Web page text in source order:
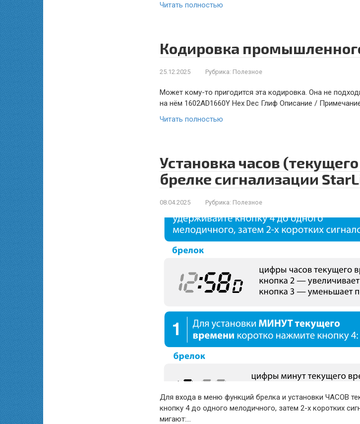
Читать полностью
Кодировка
25.12.2025 Рубрика: Полезное
Может кому-то пригодится эта кодировка. Она не
на нём 1602AD1660Y Hex Dec Глиф Описание /
Читать полностью
Установка часов
брелке сигнализации
08.04.2025 Рубрика: Полезное
Для входа в меню функций брелка и установки ЧАСОВ
кнопку 4 до одного мелодичного, затем 2-х коротких
мигают:…